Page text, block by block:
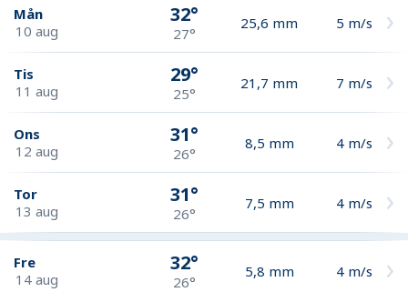
Mån
10 aug
32°
27°
25,6 mm 5 m/s
Tis
11 aug
29°
25°
21,7 mm 7 m/s
Ons
12 aug
31°
26°
8,5 mm 4 m/s
Tor
13 aug
31°
26°
7,5 mm 4 m/s
Fre
14 aug
32°
26°
5,8 mm 4 m/s